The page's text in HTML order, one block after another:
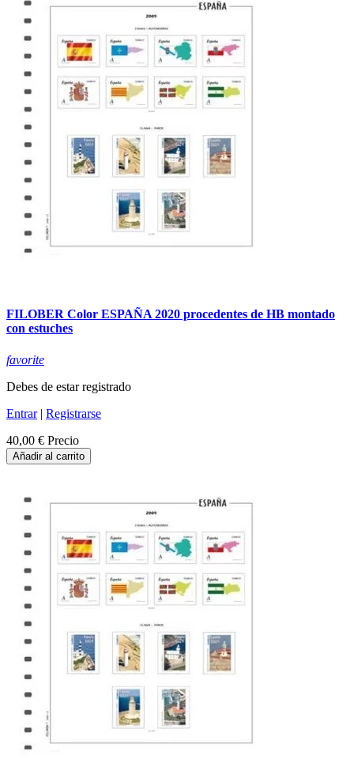
FILOBER Color ESPAÑA 2020 procedentes de HB montado
con estuches
favorite
Debes de estar registrado
Entrar| Registrarse
40,00 € Precio
Añadir al carrito